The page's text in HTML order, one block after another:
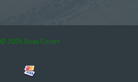
© 2026 Вовк Спорт